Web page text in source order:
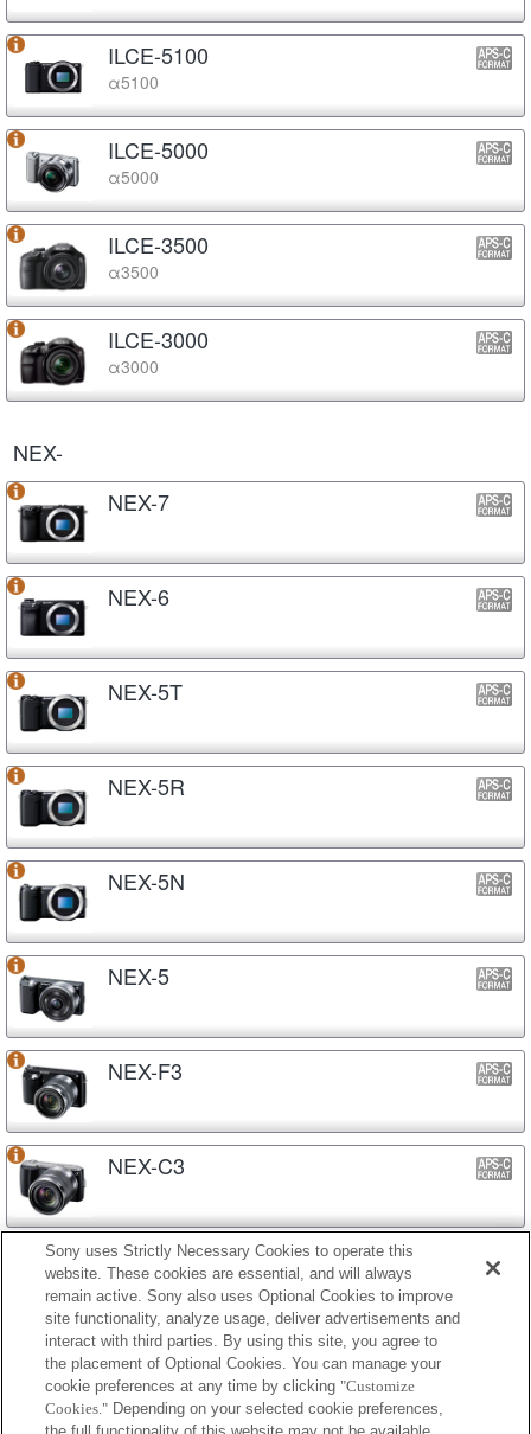
ILCE-5100
α5100
ILCE-5000
α5000
ILCE-3500
α3500
ILCE-3000
α3000
NEX-
NEX-7
NEX-6
NEX-5T
NEX-5R
NEX-5N
NEX-5
NEX-F3
NEX-C3
NEX-3N
NEX-3
Sony uses Strictly Necessary Cookies to operate this
website. These cookies are essential, and will always
remain active. Sony also uses Optional Cookies to improve
site functionality, analyze usage, deliver advertisements and
interact with third parties. By using this site, you agree to
the placement of Optional Cookies. You can manage your
cookie preferences at any time by clicking "Customize
Cookies." Depending on your selected cookie preferences,